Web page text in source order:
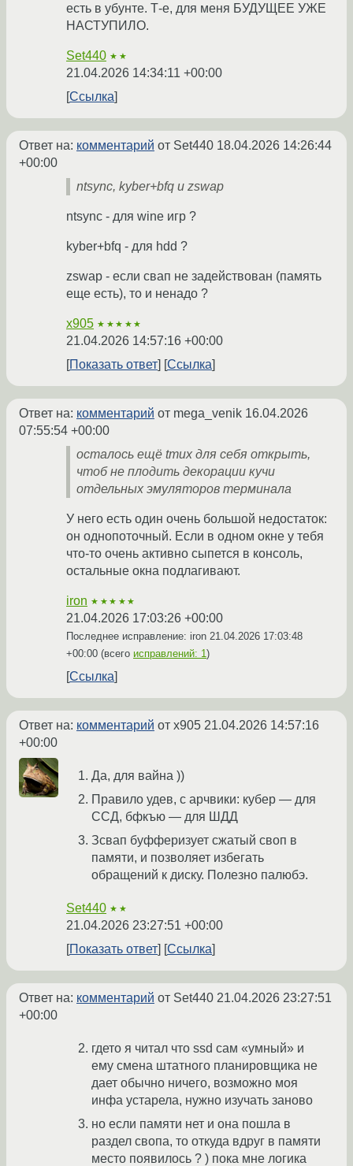
есть в убунте. Т-е, для меня БУДУЩЕЕ УЖЕ
НАСТУПИЛО.
Set440 ★★
21.04.2026 14:34:11 +00:00
Ссылка
Ответ на: комментарий от Set440 18.04.2026 14:26:44
+00:00
ntsync, kyber+bfq и zswap
ntsync - для wine игр ?
kyber+bfq - для hdd ?
zswap - если свап не задействован (память
еще есть), то и ненадо ?
x905 ★★★★★
21.04.2026 14:57:16 +00:00
Показать ответ
Ссылка
Ответ на: комментарий от mega_venik 16.04.2026
07:55:54 +00:00
осталось ещё tmux для себя открыть,
чтоб не плодить декорации кучи
отдельных эмуляторов терминала
У него есть один очень большой недостаток:
он однопоточный. Если в одном окне у тебя
что-то очень активно сыпется в консоль,
остальные окна подлагивают.
iron ★★★★★
21.04.2026 17:03:26 +00:00
Последнее исправление: iron 21.04.2026 17:03:48
+00:00 (всего исправлений: 1)
Ссылка
Ответ на: комментарий от x905 21.04.2026 14:57:16
+00:00
Да, для вайна ))
Правило удев, с арчвики: кубер — для
ССД, бфкъю — для ШДД
Зсвап буфферизует сжатый своп в
памяти, и позволяет избегать
обращений к диску. Полезно палюбэ.
Set440 ★★
21.04.2026 23:27:51 +00:00
Показать ответ
Ссылка
Ответ на: комментарий от Set440 21.04.2026 23:27:51
+00:00
гдето я читал что ssd сам «умный» и
ему смена штатного планировщика не
дает обычно ничего, возможно моя
инфа устарела, нужно изучать заново
но если памяти нет и она пошла в
раздел свопа, то откуда вдруг в памяти
место появилось ? ) пока мне логика